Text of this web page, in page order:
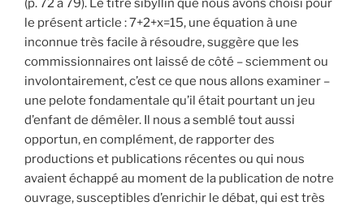
(p. 72 à 79). Le titre sibyllin que nous avons choisi pour
le présent article : 7+2+x=15, une équation à une
inconnue très facile à résoudre, suggère que les
commissionnaires ont laissé de côté – sciemment ou
involontairement, c’est ce que nous allons examiner –
une pelote fondamentale qu’il était pourtant un jeu
d’enfant de démêler. Il nous a semblé tout aussi
opportun, en complément, de rapporter des
productions et publications récentes ou qui nous
avaient échappé au moment de la publication de notre
ouvrage, susceptibles d’enrichir le débat, qui est très